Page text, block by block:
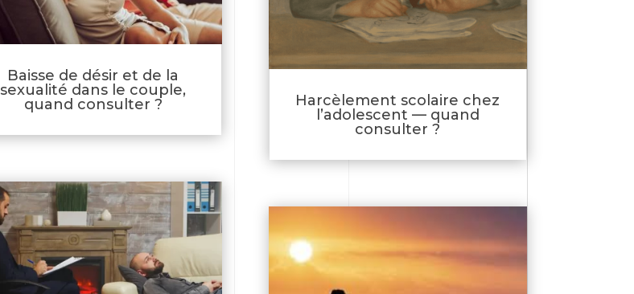
Baisse de désir et de la
sexualité dans le couple,
quand consulter ?
Harcèlement scolaire chez
l’adolescent — quand
consulter ?